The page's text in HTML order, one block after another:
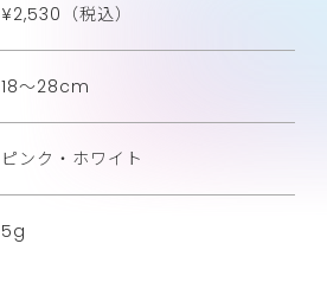
¥2,530（税込）
18～28cm
ピンク・ホワイト
5g